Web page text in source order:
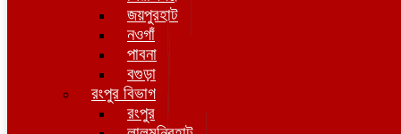
জয়পুরহাট
নওগাঁ
পাবনা
বগুড়া
রংপুর বিভাগ
রংপুর